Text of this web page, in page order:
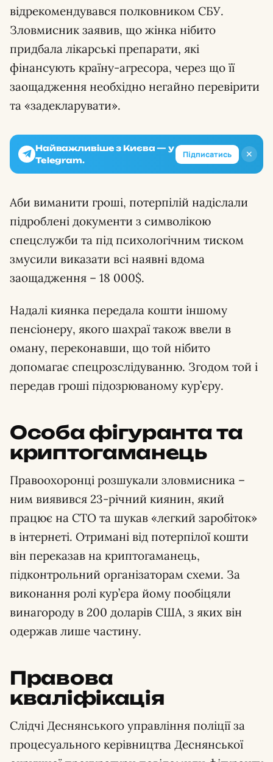
відрекомендувався полковником СБУ.
Зловмисник заявив, що жінка нібито
придбала лікарські препарати, які
фінансують країну-агресора, через що її
заощадження необхідно негайно перевірити
та «задекларувати».
✕
Найважливіше з Києва — у
Telegram.
Підписатись
Аби виманити гроші, потерпілій надіслали
підроблені документи з символікою
спецслужби та під психологічним тиском
змусили виказати всі наявні вдома
заощадження – 18 000$.
Надалі киянка передала кошти іншому
пенсіонеру, якого шахраї також ввели в
оману, переконавши, що той нібито
допомагає спецрозслідуванню. Згодом той і
передав гроші підозрюваному кур’єру.
Особа фігуранта та
криптогаманець
Правоохоронці розшукали зловмисника –
ним виявився 23-річний киянин, який
працює на СТО та шукав «легкий заробіток»
в інтернеті. Отримані від потерпілої кошти
він переказав на криптогаманець,
підконтрольний організаторам схеми. За
виконання ролі кур’єра йому пообіцяли
винагороду в 200 доларів США, з яких він
одержав лише частину.
Правова
кваліфікація
Слідчі Деснянського управління поліції за
процесуального керівництва Деснянської